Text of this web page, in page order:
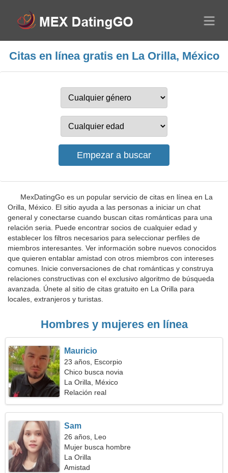
Citas en línea gratis en La Orilla, México
MexDatingGo es un popular servicio de citas en línea en La
Orilla, México. El sitio ayuda a las personas a iniciar un chat
general y conectarse cuando buscan citas románticas para una
relación seria. Puede encontrar socios de cualquier edad y
establecer los filtros necesarios para seleccionar perfiles de
miembros interesantes. Ver información sobre nuevos conocidos
que quieren entablar amistad con otros miembros con intereses
comunes. Inicie conversaciones de chat románticas y construya
relaciones constructivas con el exclusivo algoritmo de búsqueda
avanzada. Únete al sitio de citas gratuito en La Orilla para
locales, extranjeros y turistas.
Hombres y mujeres en línea
Mauricio
23 años, Escorpio
Chico busca novia
La Orilla, México
Relación real
Sam
26 años, Leo
Mujer busca hombre
La Orilla
Amistad